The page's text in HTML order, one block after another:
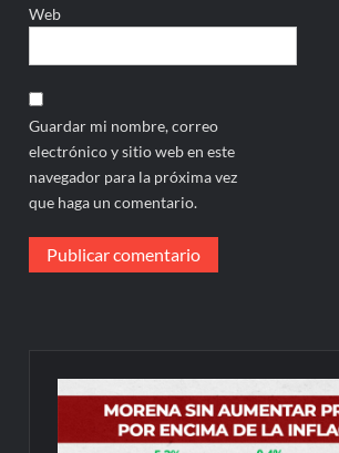
Web
Guardar mi nombre, correo
electrónico y sitio web en este
navegador para la próxima vez
que haga un comentario.